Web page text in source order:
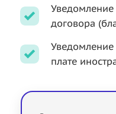
договора
Уведомление
плате